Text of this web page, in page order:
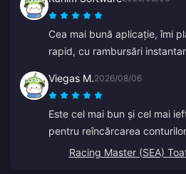
Cea mai bună aplicație, îmi
rapid, cu rambursări
Viegas M.2026/08/06
Este cel mai bun și cel mai
pentru reîncărcarea
greșeală cu un ID vechi,
Racing Master (SEA)